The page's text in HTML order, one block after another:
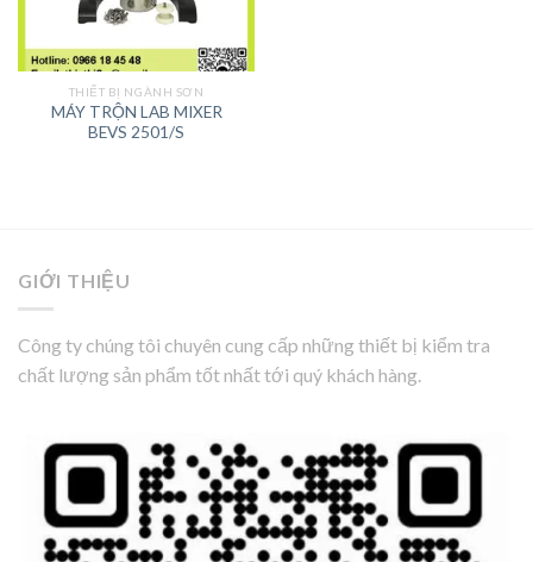
THIẾT BỊ NGÀNH SƠN
MÁY TRỘN LAB MIXER
BEVS 2501/S
GIỚI THIỆU
Công ty chúng tôi chuyên cung cấp những thiết bị kiểm tra
chất lượng sản phẩm tốt nhất tới quý khách hàng.